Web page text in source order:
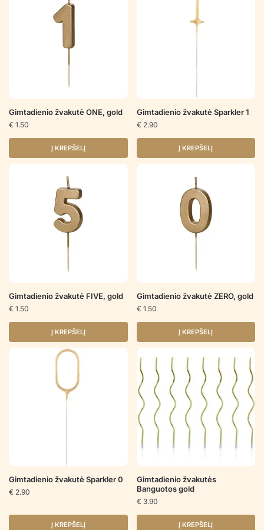
Gimtadienio žvakutė ONE, gold
€ 1.50
Į KREPŠELĮ
Gimtadienio žvakutė Sparkler 1
€ 2.90
Į KREPŠELĮ
Gimtadienio žvakutė FIVE, gold
€ 1.50
Į KREPŠELĮ
Gimtadienio žvakutė ZERO, gold
€ 1.50
Į KREPŠELĮ
Gimtadienio žvakutė Sparkler 0
€ 2.90
Į KREPŠELĮ
Gimtadienio žvakutės
Banguotos gold
€ 3.90
Į KREPŠELĮ